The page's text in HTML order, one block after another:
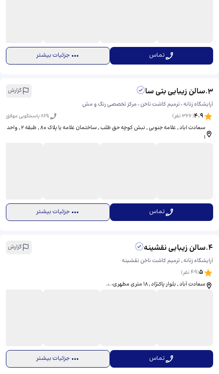
تماس جزئیات بیشتر
3
.سالن زیبایی بتی سا
گزارش
آرایشگاه زنانه ، ترمیم کاشت ناخن ، مرکز تخصصی رنگ و مش
4.9
(
326نفر) 86% پاسخگویی موفق
سعادت اباد ٬ علامه جنوبی ٬ نبش کوچه حق طلب ٬ ساختمان علامه یا پلاک ۸۰ ٬ طبقه ۲ ٬ واحد
۱
تماس جزئیات بیشتر
4
.سالن زیبایی نقشینه
گزارش
آرایشگاه زنانه ٬ ترمیم کاشت ناخن نقشینه
5
(
49نفر)
سعادت آباد ٬ بلوار پاکنژاد ٬ ۱۸ متری مطهری، ​.،.
تماس جزئیات بیشتر